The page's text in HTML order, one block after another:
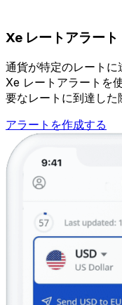
Xe レートアラート
通貨が特定のレートに
Xe レートアラートを
要なレートに到達した
アラートを作成する